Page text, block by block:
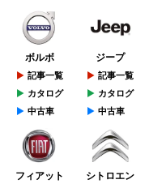
ボルボ
記事一覧
カタログ
中古車
ジープ
記事一覧
カタログ
中古車
フィアット シトロエン